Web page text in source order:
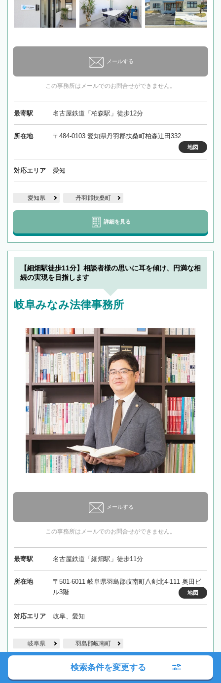
メールする
この事務所はメールでのお問合せができません。
最寄駅 名古屋鉄道「柏森駅」徒歩12分
所在地 〒484-0103 愛知県丹羽郡扶桑町柏森辻田332
地図
対応エリア 愛知
愛知県 丹羽郡扶桑町
詳細を見る
【細畑駅徒歩11分】相談者様の思いに耳を傾け、円満な相
続の実現を目指します
岐阜みなみ法律事務所
メールする
この事務所はメールでのお問合せができません。
最寄駅 名古屋鉄道「細畑駅」徒歩11分
所在地
〒501-6011 岐阜県羽島郡岐南町八剣北4-111 奥田ビ
ル3階
地図
対応エリア 岐阜、愛知
岐阜県 羽島郡岐南町
詳細を見る
検索条件を変更する